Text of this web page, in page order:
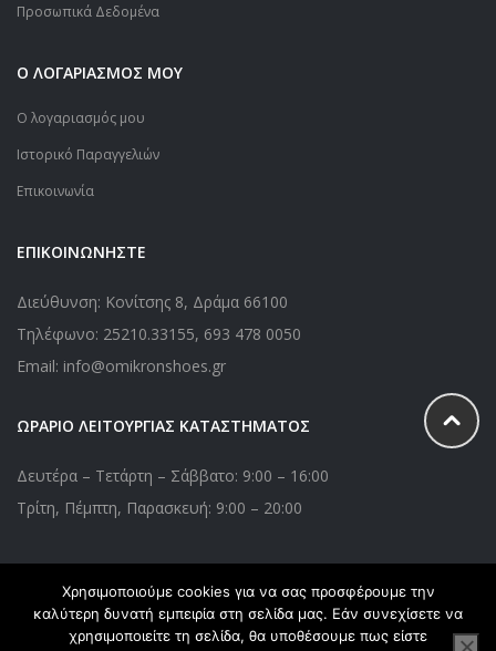
Προσωπικά Δεδομένα
Ο ΛΟΓΑΡΙΑΣΜΟΣ ΜΟΥ
Ο λογαριασμός μου
Ιστορικό Παραγγελιών
Επικοινωνία
ΕΠΙΚΟΙΝΩΝΗΣΤΕ
Διεύθυνση: Κονίτσης 8, Δράμα 66100
Τηλέφωνο: 25210.33155, 693 478 0050
Email: info@omikronshoes.gr
ΩΡΑΡΙΟ ΛΕΙΤΟΥΡΓΙΑΣ ΚΑΤΑΣΤΗΜΑΤΟΣ
Δευτέρα – Τετάρτη – Σάββατο: 9:00 – 16:00
Τρίτη, Πέμπτη, Παρασκευή: 9:00 – 20:00
Copyright © 2020 Omikronshoes.gr. All Right Reserved. Powered
bywebApplications
Χρησιμοποιούμε cookies για να σας προσφέρουμε την
καλύτερη δυνατή εμπειρία στη σελίδα μας. Εάν συνεχίσετε να
χρησιμοποιείτε τη σελίδα, θα υποθέσουμε πως είστε